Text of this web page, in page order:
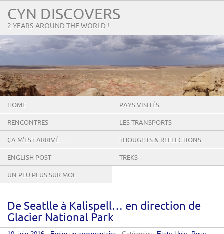
CYN DISCOVERS
2 YEARS AROUND THE WORLD !
HOME PAYS VISITÉS
RENCONTRES LES TRANSPORTS
ÇA M’EST ARRIVÉ… THOUGHTS & REFLECTIONS
ENGLISH POST TREKS
UN PEU PLUS SUR MOI…
De Seatlle à Kalispell… en direction de
Glacier National Park